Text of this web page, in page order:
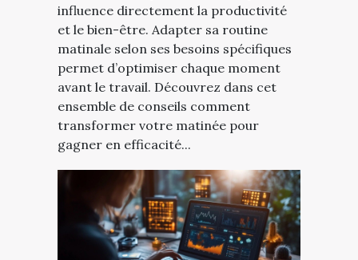
influence directement la productivité
et le bien-être. Adapter sa routine
matinale selon ses besoins spécifiques
permet d’optimiser chaque moment
avant le travail. Découvrez dans cet
ensemble de conseils comment
transformer votre matinée pour
gagner en efficacité...